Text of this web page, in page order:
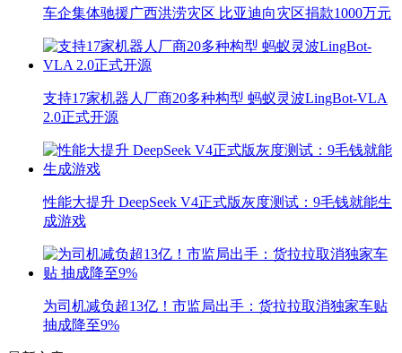
车企集体驰援广西洪涝灾区 比亚迪向灾区捐款1000万元
支持17家机器人厂商20多种构型 蚂蚁灵波LingBot-VLA
2.0正式开源
性能大提升 DeepSeek V4正式版灰度测试：9毛钱就能生
成游戏
为司机减负超13亿！市监局出手：货拉拉取消独家车贴
抽成降至9%